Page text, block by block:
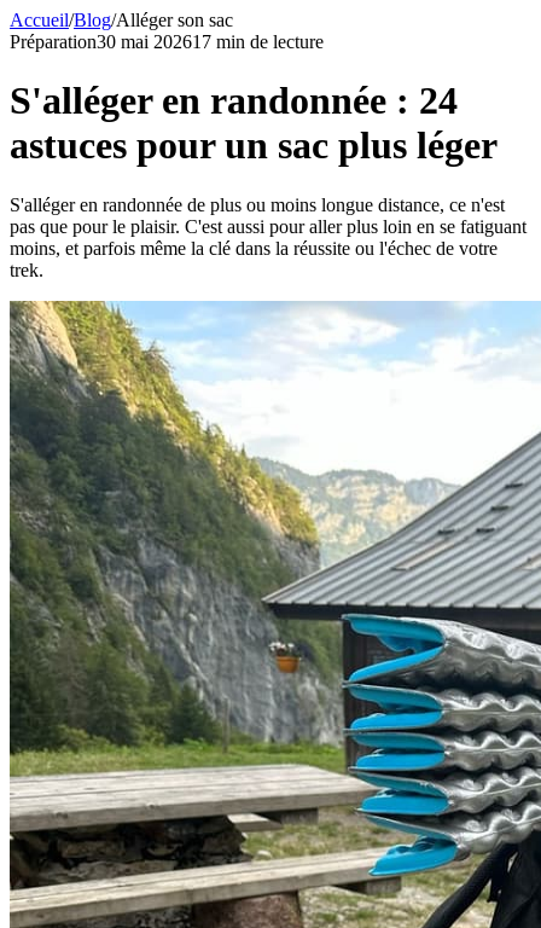
Accueil/Blog/Alléger son sac
Préparation30 mai 202617 min de lecture
S'alléger en randonnée : 24
astuces pour un sac plus léger
S'alléger en randonnée de plus ou moins longue distance, ce n'est
pas que pour le plaisir. C'est aussi pour aller plus loin en se fatiguant
moins, et parfois même la clé dans la réussite ou l'échec de votre
trek.